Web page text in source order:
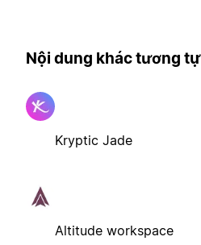
Nội dung khác tương tự
Kryptic Jade
Altitude workspace